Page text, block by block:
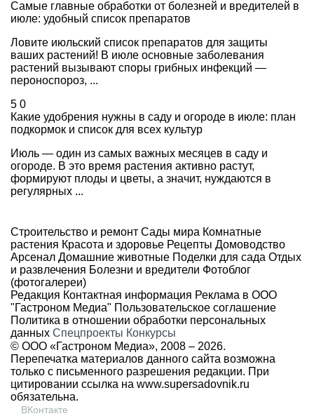
Самые главные обработки от болезней и вредителей в
июле: удобный список препаратов
Ловите июльский список препаратов для защиты
ваших растений! В июле основные заболевания
растений вызывают споры грибных инфекций —
пероноспороз, ...
5 0
Какие удобрения нужны в саду и огороде в июле: план
подкормок и список для всех культур
Июль — один из самых важных месяцев в саду и
огороде. В это время растения активно растут,
формируют плоды и цветы, а значит, нуждаются в
регулярных ...
Строительство и ремонт Сады мира Комнатные
растения Красота и здоровье Рецепты Домоводство
Арсенал Домашние животные Поделки для сада Отдых
и развлечения Болезни и вредители Фотоблог
(фотогалереи)
Редакция Контактная информация Реклама в ООО
"Гастроном Медиа" Пользовательское соглашение
Политика в отношении обработки персональных
данных Спецпроекты Конкурсы
© ООО «Гастроном Медиа», 2008 – 2026.
Перепечатка материалов данного сайта возможна
только с письменного разрешения редакции. При
цитировании ссылка на www.supersadovnik.ru
обязательна.
ВКонтакте